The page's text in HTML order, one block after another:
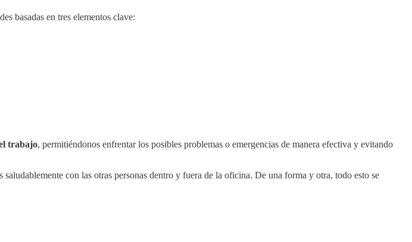
basadas en tres elementos clave:
trabajo, permitiéndonos enfrentar los posibles problemas o emergencias de manera efectiva y evitando
con las otras personas dentro y fuera de la oficina. De una forma y otra, todo esto se